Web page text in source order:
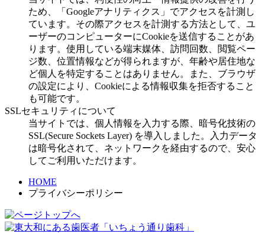
ため、「Googleアナリティクス」でアクセスを計測し
ています。その際アクセスを計測する方法として、ユ
ーザーのコンピューターにCookieを送信することがあ
ります。使用している端末媒体、訪問回数、閲覧ペー
ジ数、位置情報などが得られますが、年齢や居住地な
ど個人を特定することはありません。また、ブラウザ
の設定により、Cookieによる情報収集を拒否すること
も可能です。
SSLセキュリティについて
当サイトでは、個人情報を入力する際、暗号化技術の
SSL(Secure Sockets Layer) を導入しました。入力データ
は暗号化されて、ネットワークを経由するので、安心
してご利用いただけます。
HOME
プライバシーポリシー